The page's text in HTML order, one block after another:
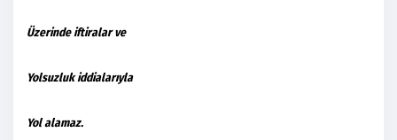
Üzerinde iftiralar ve
Yolsuzluk iddialarıyla
Yol alamaz.